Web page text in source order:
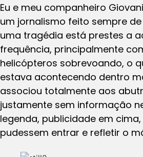
Eu e meu companheiro
um jornalismo feito sempre
uma tragédia está prestes a
frequência, principalmente
helicópteros sobrevoando, o
estava acontecendo dentro
associou totalmente aos
justamente sem informação
legenda, publicidade em
pudessem entrar e refletir o